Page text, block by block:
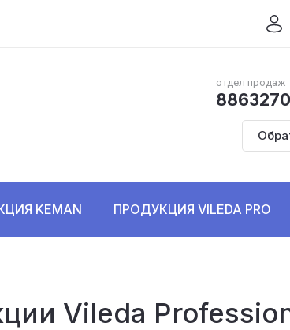
отдел продаж
KEMAN ПРОДУКЦИЯ VILEDA PRO
Vileda